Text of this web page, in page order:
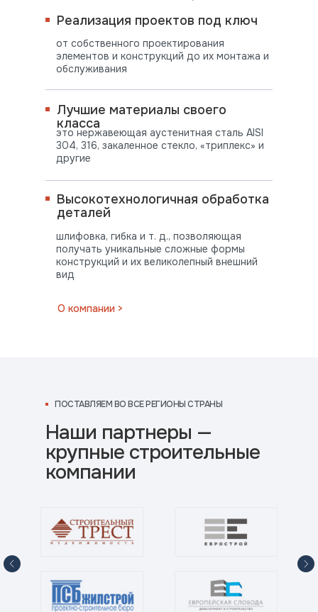
это нержавеющая аустенитная сталь AISI
304, 316, закаленное стекло, «триплекс» и
другие
шлифовка, гибка и т. д., позволяющая
получать уникальные сложные формы
конструкций и их великолепный внешний
вид
О компании >
от собственного проектирования
элементов и конструкций до их монтажа и
обслуживания
Лучшие материалы своего
класса
Высокотехнологичная обработка
деталей
Реализация проектов под ключ
Наши партнеры —
крупные строительные
компании
ВО ВСЕ РЕГИОНЫ СТРАНЫ
ПОСТАВЛЯЕМ ВО ВСЕ РЕГИОНЫ СТРАНЫ